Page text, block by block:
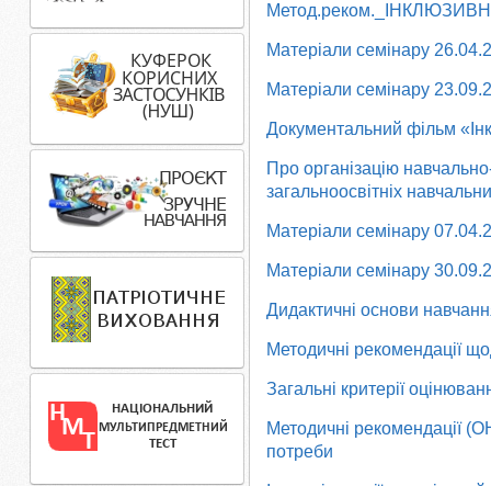
Матеріали семінару
Матеріали семінару
Документальний фільм
Про організацію
загальноосвітніх
Матеріали семінару
Матеріали семінару
Дидактичні основи
Методичні рекомендації
Загальні критерії
Методичні рекомендації
потреби